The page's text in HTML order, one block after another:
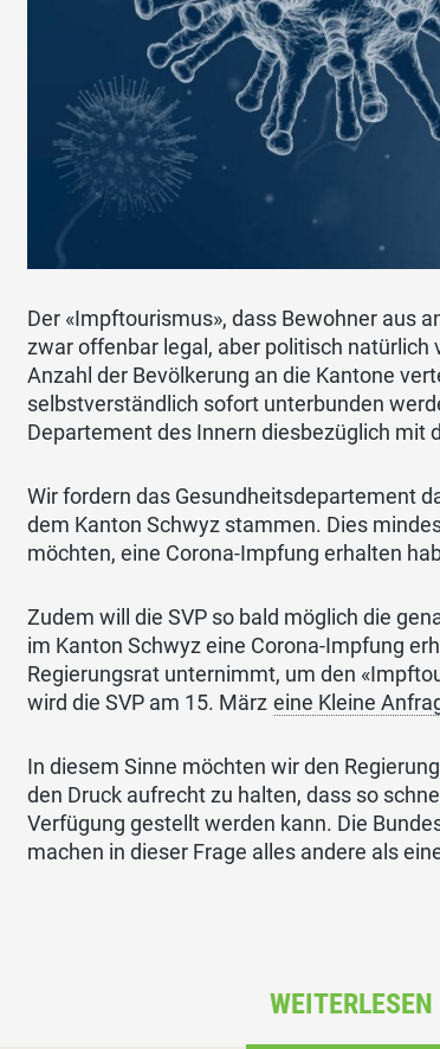
Der «Impftourismus», dass Bewohner aus
zwar offenbar legal, aber politisch
Anzahl der Bevölkerung an die Kantone
selbstverständlich sofort unterbunden
Departement des Innern diesbezüglich mit
Wir fordern das Gesundheitsdepartement
dem Kanton Schwyz stammen. Dies
möchten, eine Corona-Impfung erhalten
Zudem will die SVP so bald möglich die
im Kanton Schwyz eine Corona-Impfung
Regierungsrat unternimmt, um den
wird die SVP am 15. März eine Kleine
In diesem Sinne möchten wir den
den Druck aufrecht zu halten, dass so
Verfügung gestellt werden kann. Die
machen in dieser Frage alles andere als
WEITERLESEN